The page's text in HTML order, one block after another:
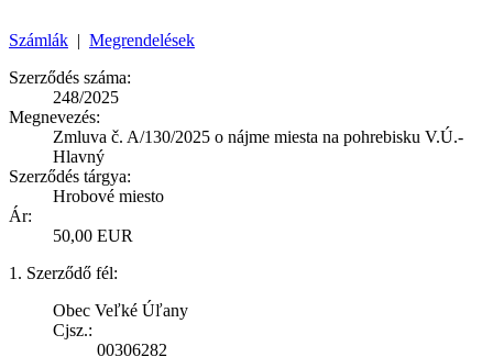
Számlák | Megrendelések
Szerződés száma:
248/2025
Megnevezés:
Zmluva č. A/130/2025 o nájme miesta na pohrebisku V.Ú.-
Hlavný
Szerződés tárgya:
Hrobové miesto
Ár:
50,00 EUR
1. Szerződő fél:
Obec Veľké Úľany
Cjsz.:
00306282